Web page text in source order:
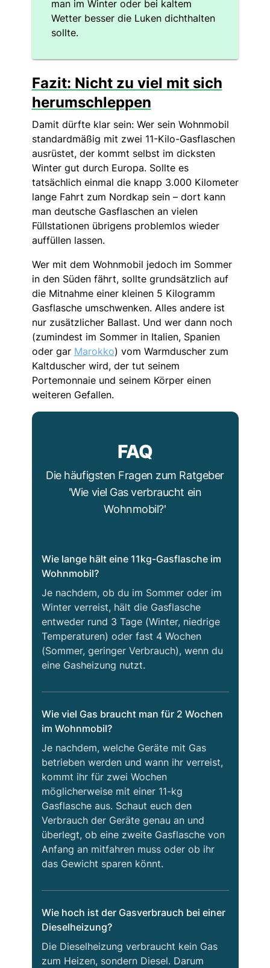
man im Winter oder bei kaltem
Wetter besser die Luken dichthalten
sollte.
Fazit: Nicht zu viel mit sich
herumschleppen
Damit dürfte klar sein: Wer sein Wohnmobil
standardmäßig mit zwei 11-Kilo-Gasflaschen
ausrüstet, der kommt selbst im dicksten
Winter gut durch Europa. Sollte es
tatsächlich einmal die knapp 3.000 Kilometer
lange Fahrt zum Nordkap sein – dort kann
man deutsche Gasflaschen an vielen
Füllstationen übrigens problemlos wieder
auffüllen lassen.
Wer mit dem Wohnmobil jedoch im Sommer
in den Süden fährt, sollte grundsätzlich auf
die Mitnahme einer kleinen 5 Kilogramm
Gasflasche umschwenken. Alles andere ist
nur zusätzlicher Ballast. Und wer dann noch
(zumindest im Sommer in Italien, Spanien
oder gar Marokko) vom Warmduscher zum
Kaltduscher wird, der tut seinem
Portemonnaie und seinem Körper einen
weiteren Gefallen.
FAQ
Die häufigsten Fragen zum Ratgeber
'Wie viel Gas verbraucht ein
Wohnmobil?'
Wie lange hält eine 11kg-Gasflasche im
Wohnmobil?
Je nachdem, ob du im Sommer oder im
Winter verreist, hält die Gasflasche
entweder rund 3 Tage (Winter, niedrige
Temperaturen) oder fast 4 Wochen
(Sommer, geringer Verbrauch), wenn du
eine Gasheizung nutzt.
Wie viel Gas braucht man für 2 Wochen
im Wohnmobil?
Je nachdem, welche Geräte mit Gas
betrieben werden und wann ihr verreist,
kommt ihr für zwei Wochen
möglicherweise mit einer 11-kg
Gasflasche aus. Schaut euch den
Verbrauch der Geräte genau an und
überlegt, ob eine zweite Gasflasche von
Anfang an mitfahren muss oder ob ihr
das Gewicht sparen könnt.
Wie hoch ist der Gasverbrauch bei einer
Dieselheizung?
Die Dieselheizung verbraucht kein Gas
zum Heizen, sondern Diesel. Darum